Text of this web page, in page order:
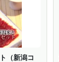
（新潟コ